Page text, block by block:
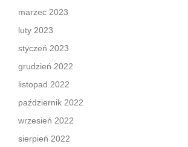
marzec 2023
luty 2023
styczeń 2023
grudzień 2022
listopad 2022
październik 2022
wrzesień 2022
sierpień 2022